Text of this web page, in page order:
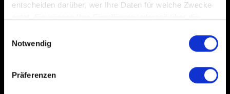
entscheiden darüber, wer Ihre Daten für welche Zwecke
Trigger Symbol ändern oder widerrufen
Informationen über Ihre geografische Lage
Notwendig
Präferenzen